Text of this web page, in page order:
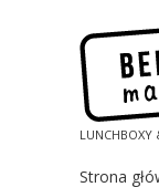
LUNCHBOXY
Strona